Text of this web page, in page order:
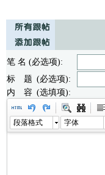
笔 名 (必选项):
标 题 (必选项):
内 容 (选填项):
段落格式 字体